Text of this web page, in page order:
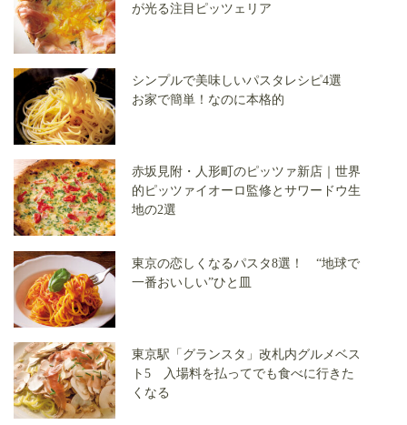
が光る注目ピッツェリア
シンプルで美味しいパスタレシピ4選
お家で簡単！なのに本格的
赤坂見附・人形町のピッツァ新店｜世界
的ピッツァイオーロ監修とサワードウ生
地の2選
東京の恋しくなるパスタ8選！ “地球で
一番おいしい”ひと皿
東京駅「グランスタ」改札内グルメベス
ト5 入場料を払ってでも食べに行きた
くなる